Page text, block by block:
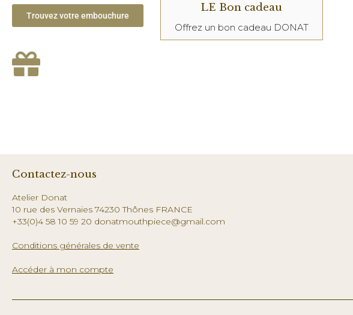
Trouvez votre embouchure
LE Bon cadeau
Offrez un bon cadeau DONAT
Contactez-nous
Atelier Donat
10 rue des Vernaies 74230 Thônes FRANCE
+33(0)4 58 10 59 20 donatmouthpiece@gmail.com
Conditions générales de vente
Accéder à mon compte